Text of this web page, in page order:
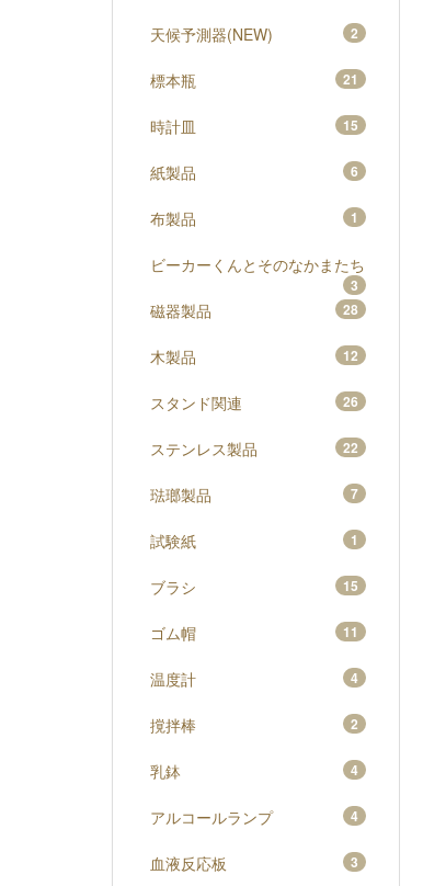
天候予測器(NEW) 2
標本瓶 21
時計皿 15
紙製品 6
布製品 1
ビーカーくんとそのなかまたち
3
磁器製品 28
木製品 12
スタンド関連 26
ステンレス製品 22
琺瑯製品 7
試験紙 1
ブラシ 15
ゴム帽 11
温度計 4
撹拌棒 2
乳鉢 4
アルコールランプ 4
血液反応板 3